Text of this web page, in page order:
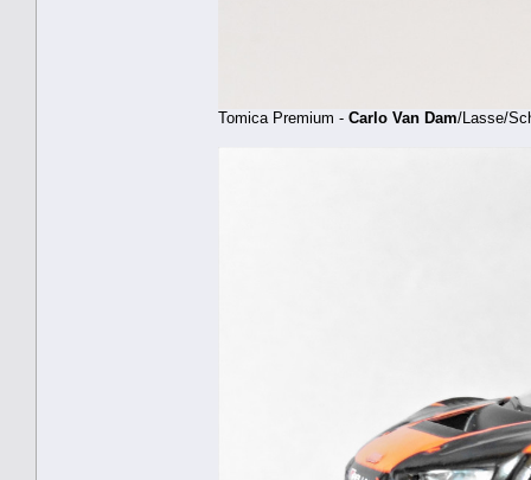
Tomica Premium - Carlo Van Dam/Lasse/